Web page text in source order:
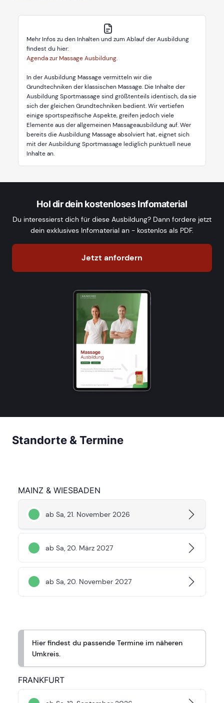
Mehr Infos zu den Inhalten und zum Ablauf der Ausbildung
findest du hier:
Agenda zur Massage Ausbildung.
In der Ausbildung Massage vermitteln wir die
Grundtechniken der klassischen Massage. Die Inhalte der
Ausbildung Sportmassage sind größtenteils identisch, da sie
sich der gleichen Grundtechniken bedient. Wir vertiefen
einige sportspezifische Aspekte, greifen jedoch viele
Elemente aus der allgemeinen Massageausbildung auf. Wer
bereits die Ausbildung Massage absolviert hat, eignet sich
mit der Ausbildung Sportmassage lediglich punktuell neue
Inhalte an.
Hol dir dein kostenloses Infomaterial
Du interessierst dich für diese Ausbildung? Dann fordere jetzt
dein exklusives Infomaterial an - kostenlos als PDF.
Jetzt anfordern
Standorte & Termine
MAINZ & WIESBADEN
ab Sa, 21. November 2026
ab Sa, 20. März 2027
ab Sa, 20. November 2027
Hier findest du passende Termine im näheren
Umkreis.
FRANKFURT